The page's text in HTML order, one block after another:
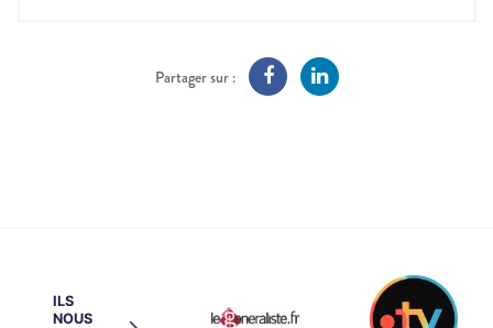
Partager sur :
ILS
NOUS